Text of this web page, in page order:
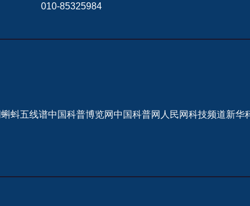
010-85325984
蝌蚪五线谱中国科普博览网中国科普网 人民网科技频道新华